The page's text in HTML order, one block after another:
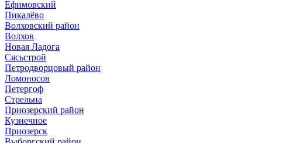
Ефимовский
Пикалёво
Волховский район
Волхов
Новая Ладога
Сясьстрой
Петродворцовый район
Ломоносов
Петергоф
Стрельна
Приозерский район
Кузнечное
Приозерск